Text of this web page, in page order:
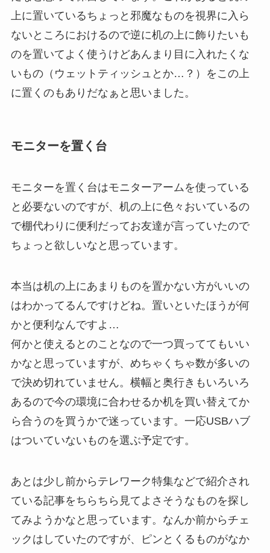
上に置いているちょっと邪魔なものを視界に入ら
ないところにおけるので逆に机の上に飾りたいも
のを置いてよく使うけどあんまり目に入れたくな
いもの（ウェットティッシュとか…？）をこの上
に置くのもありだなぁと思いました。
モニターを置く台
モニターを置く台はモニターアームを使っている
と必要ないのですが、机の上に色々おいているの
で棚代わりに便利だってお友達が言っていたので
ちょっと欲しいなと思っています。
本当は机の上にあまりものを置かない方がいいの
はわかってるんですけどね。置いといたほうが何
かと便利なんですよ…
何かと使えるとのことなので一つ買っててもいい
かなと思っていますが、めちゃくちゃ数が多いの
で決め切れていません。横幅と奥行きもいろいろ
あるので今の環境に合わせるか机を買い替えてか
ら合うのを買うかで迷っています。一応USBハブ
はついていないものを選ぶ予定です。
あとは少し前からテレワーク特集などで紹介され
ている記事をちらちら見てよさそうなものを探し
てみようかなと思っています。なんか前からチェ
ックはしていたのですが、ピンとくるものがなか